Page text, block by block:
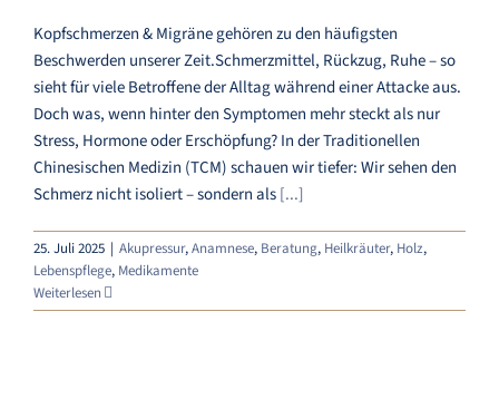
Kopfschmerzen & Migräne gehören zu den häufigsten
Beschwerden unserer Zeit.Schmerzmittel, Rückzug, Ruhe – so
sieht für viele Betroffene der Alltag während einer Attacke aus.
Doch was, wenn hinter den Symptomen mehr steckt als nur
Stress, Hormone oder Erschöpfung? In der Traditionellen
Chinesischen Medizin (TCM) schauen wir tiefer: Wir sehen den
Schmerz nicht isoliert – sondern als[...]
25. Juli 2025 | Akupressur,Anamnese, Beratung, Heilkräuter, Holz,
Lebenspflege, Medikamente
Weiterlesen